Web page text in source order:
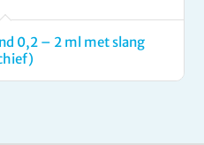
0,2 – 2 ml met slang